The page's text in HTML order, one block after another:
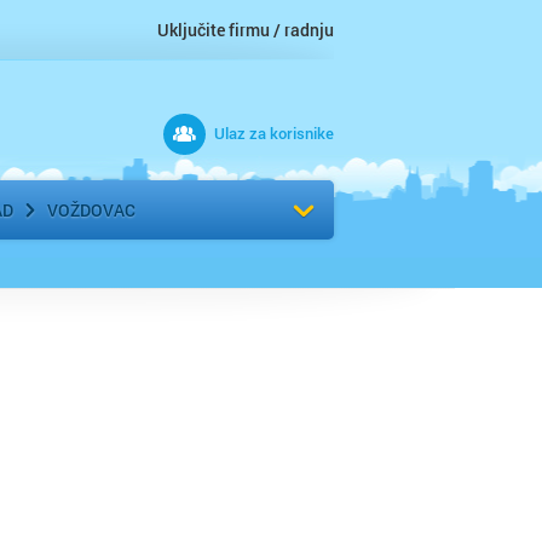
Uključite firmu / radnju
Ulaz za korisnike
VOŽDOVAC